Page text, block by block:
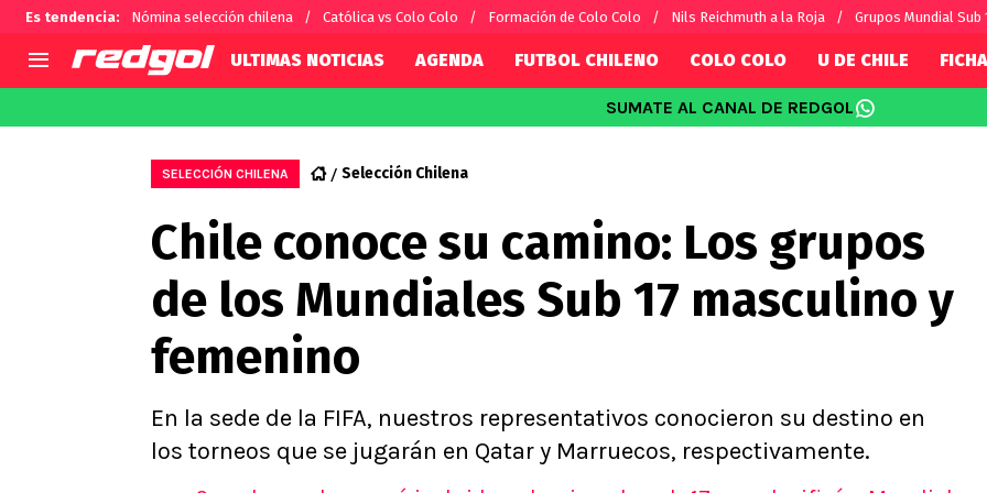
Es tendencia: Nómina selección chilena Católica vs Colo Colo Formación de Colo Colo Nils Reichmuth a la Roja Grupos Mundial Sub
Selección Chilena
U de Chile
U Católica
Campeonato Nacional
Primera B
Segunda División
Copa Chile
Supercopa Chile
Campeonato Femenino
Fútbol Internacional
Alexis Sánchez
Carlos Palacios
Chilenos por el mundo
Fútbol Argentino
Fútbol Brasileño
Conference
Ligue 1
Premier
Serie A
ULTIMAS NOTICIAS AGENDA FUTBOL CHILENO COLO COLO U DE CHILE
SUMATE AL CANAL DE REDGOL
SELECCIÓN CHILENA Selección Chilena
Chile conoce su camino: Los grupos
de los Mundiales Sub 17 masculino y
femenino
En la sede de la FIFA, nuestros representativos conocieron su destino en
los torneos que se jugarán en Qatar y Marruecos, respectivamente.